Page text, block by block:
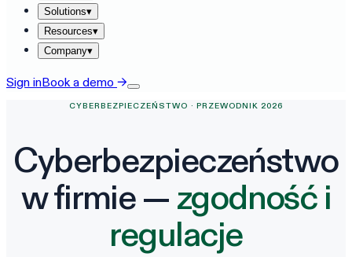
Solutions▾
Resources▾
Company▾
Sign inBook a demo →
CYBERBEZPIECZEŃSTWO · PRZEWODNIK 2026
Cyberbezpieczeństwo
w firmie — zgodność i
regulacje